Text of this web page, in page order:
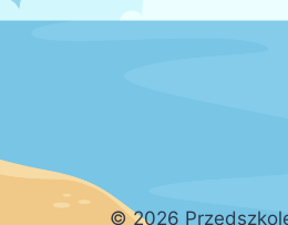
© 2026